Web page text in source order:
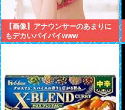
【画像】アナウンサーのあまりに
もデカいパイパイwww